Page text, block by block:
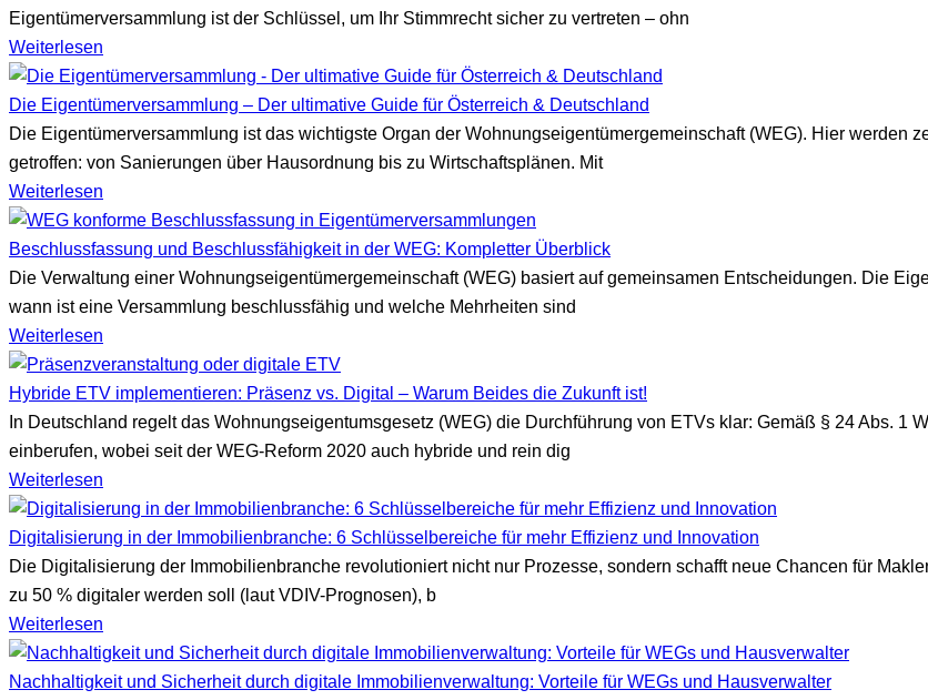
Eigentümerversammlung ist der Schlüssel, um Ihr Stimmrecht sicher zu vertreten – ohn
Weiterlesen
Die Eigentümerversammlung – Der ultimative Guide für Österreich & Deutschland
Die Eigentümerversammlung ist das wichtigste Organ der Wohnungseigentümergemeinschaft (WEG). Hier werden
getroffen: von Sanierungen über Hausordnung bis zu Wirtschaftsplänen. Mit
Weiterlesen
Beschlussfassung und Beschlussfähigkeit in der WEG: Kompletter Überblick
Die Verwaltung einer Wohnungseigentümergemeinschaft (WEG) basiert auf gemeinsamen Entscheidungen. Die
wann ist eine Versammlung beschlussfähig und welche Mehrheiten sind
Weiterlesen
Hybride ETV implementieren: Präsenz vs. Digital – Warum Beides die Zukunft ist!
In Deutschland regelt das Wohnungseigentumsgesetz (WEG) die Durchführung von ETVs klar: Gemäß § 24 Abs. 1
einberufen, wobei seit der WEG-Reform 2020 auch hybride und rein dig
Weiterlesen
Digitalisierung in der Immobilienbranche: 6 Schlüsselbereiche für mehr Effizienz und Innovation
Die Digitalisierung der Immobilienbranche revolutioniert nicht nur Prozesse, sondern schafft neue Chancen für
zu 50 % digitaler werden soll (laut VDIV-Prognosen), b
Weiterlesen
Nachhaltigkeit und Sicherheit durch digitale Immobilienverwaltung: Vorteile für WEGs und Hausverwalter